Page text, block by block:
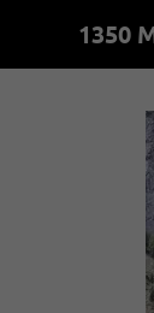
1350